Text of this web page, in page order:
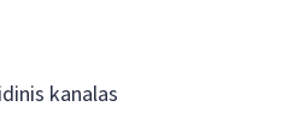
kanalas